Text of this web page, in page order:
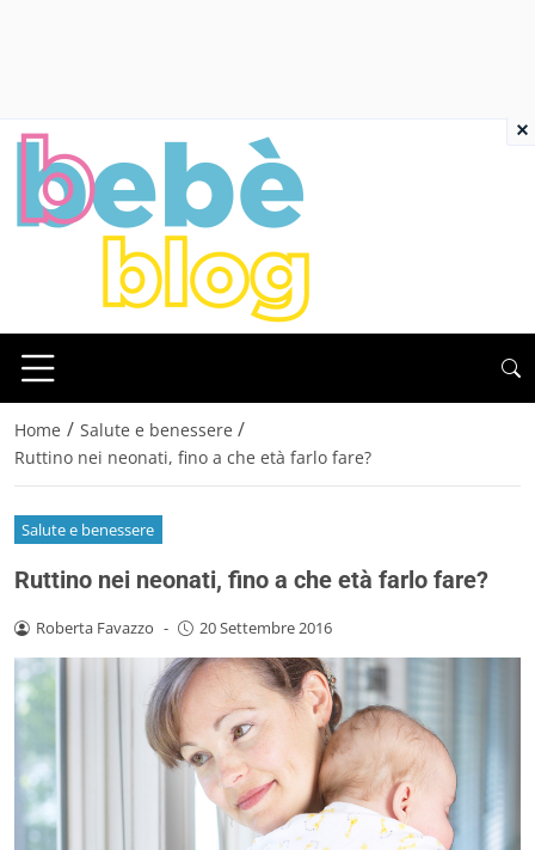
Home / Salute e benessere /
Ruttino nei neonati, fino a che età farlo fare?
Salute e benessere
Ruttino nei neonati, fino a che età farlo fare?
Roberta Favazzo - 20 Settembre 2016
×